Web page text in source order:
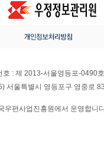
호 : 제 2013-서울영등포-0490호
서울특별시 영등포구 영중로
우편사업진흥원에서 운영합니